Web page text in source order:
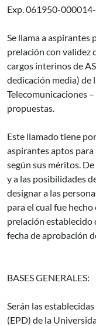
Exp. 061950-
Se llama a aspirantes
prelación con validez
cargos interinos de
dedicación media) de
Telecomunicaciones
propuestas.
Este llamado tiene
aspirantes aptos
según sus méritos.
y a las posibilidades
designar a las
para el cual fue
prelación establecido
fecha de aprobación
BASES GENERALES:
Serán las
(EPD) de la